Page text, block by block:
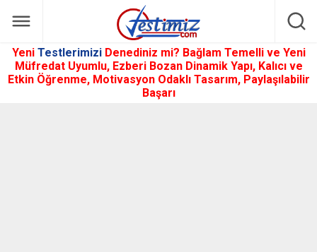
Yeni Testlerimizi Denediniz mi? Bağlam Temelli ve Yeni
Müfredat Uyumlu, Ezberi Bozan Dinamik Yapı, Kalıcı ve
Etkin Öğrenme, Motivasyon Odaklı Tasarım, Paylaşılabilir
Başarı